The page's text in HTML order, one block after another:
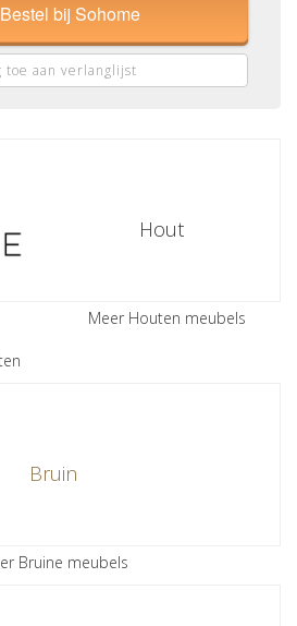
Bestel bij Sohome
toe aan verlanglijst
Hout
Meer Houten meubels
Bruin
Bruine meubels